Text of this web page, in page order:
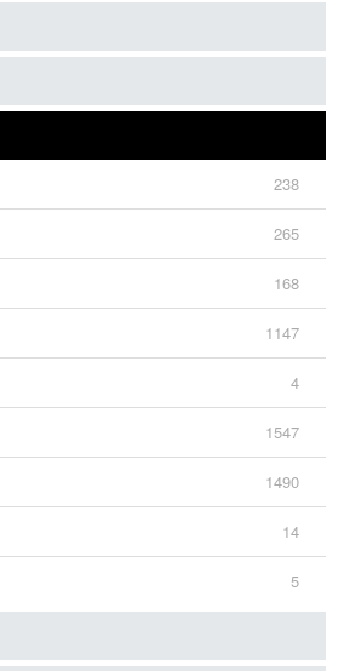
238
265
168
1147
4
1547
1490
14
5